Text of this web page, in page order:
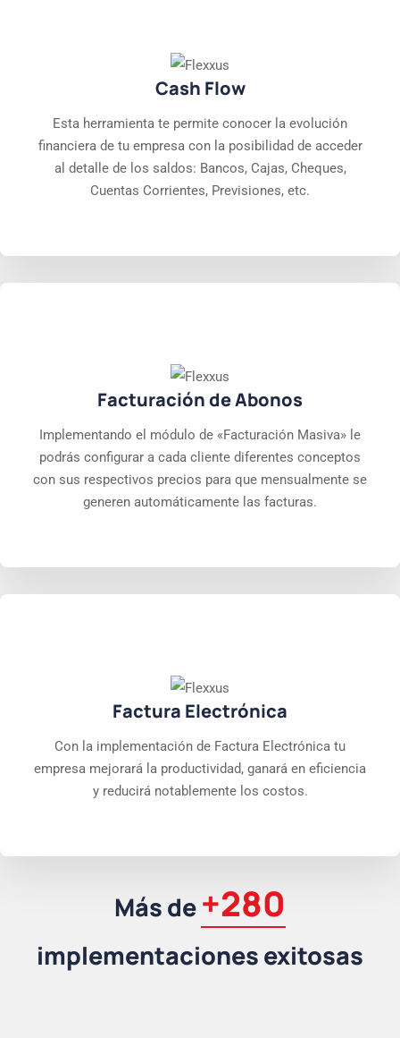
Cash Flow
Esta herramienta te permite conocer la evolución
financiera de tu empresa con la posibilidad de acceder
al detalle de los saldos: Bancos, Cajas, Cheques,
Cuentas Corrientes, Previsiones, etc.
Facturación de Abonos
Implementando el módulo de «Facturación Masiva» le
podrás configurar a cada cliente diferentes conceptos
con sus respectivos precios para que mensualmente se
generen automáticamente las facturas.
Factura Electrónica
Con la implementación de Factura Electrónica tu
empresa mejorará la productividad, ganará en eficiencia
y reducirá notablemente los costos.
Más de+280
implementaciones exitosas